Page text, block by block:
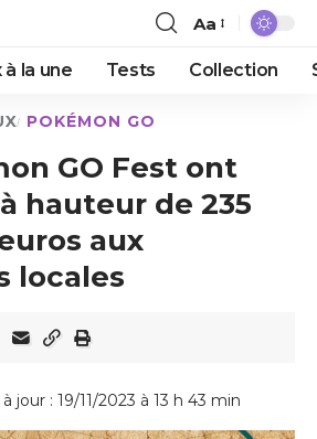
Aa
à la une Tests Collection
POKÉMON GO
GO Fest ont
hauteur de 235
aux
locales
jour : 19/11/2023 à 13 h 43 min